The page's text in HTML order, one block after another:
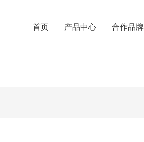
首页 产品中心 合作品牌